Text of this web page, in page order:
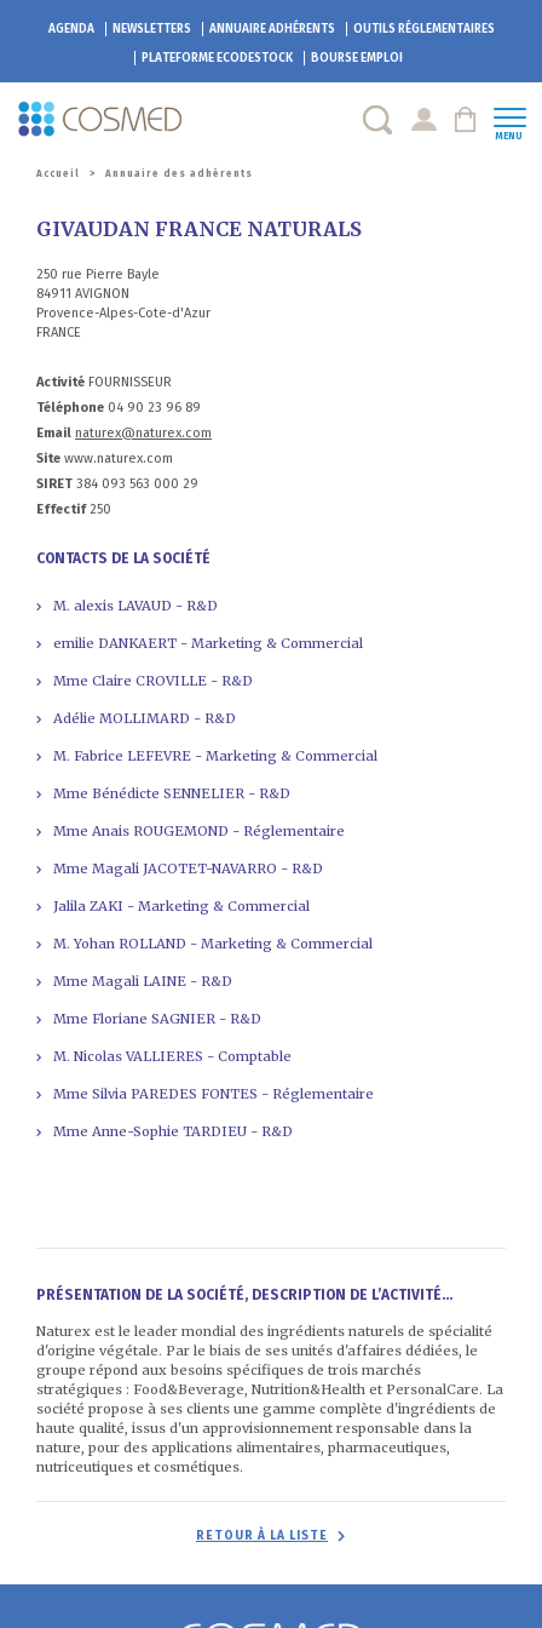
AGENDA NEWSLETTERS ANNUAIRE ADHÉRENTS
OUTILS RÉGLEMENTAIRES
PLATEFORMEECODESTOCK BOURSE EMPLOI
MENU
Accueil > Annuaire des adhérents
GIVAUDAN FRANCE NATURALS
250 rue Pierre Bayle
84911 AVIGNON
Provence-Alpes-Cote-d'Azur
FRANCE
Activité FOURNISSEUR
Téléphone 04 90 23 96 89
Email naturex@naturex.com
Site www.naturex.com
SIRET 384 093 563 000 29
Effectif250
CONTACTS DE LA SOCIÉTÉ
M. alexis LAVAUD - R&D
emilie DANKAERT - Marketing & Commercial
Mme Claire CROVILLE - R&D
Adélie MOLLIMARD - R&D
M. Fabrice LEFEVRE - Marketing & Commercial
Mme Bénédicte SENNELIER - R&D
Mme Anais ROUGEMOND - Réglementaire
Mme Magali JACOTET-NAVARRO - R&D
Jalila ZAKI - Marketing & Commercial
M. Yohan ROLLAND - Marketing & Commercial
Mme Magali LAINE - R&D
Mme Floriane SAGNIER - R&D
M. Nicolas VALLIERES - Comptable
Mme Silvia PAREDES FONTES - Réglementaire
Mme Anne-Sophie TARDIEU - R&D
PRÉSENTATION DE LA SOCIÉTÉ, DESCRIPTION DE L’ACTIVITÉ...
Naturex est le leader mondial des ingrédients naturels de spécialité
d'origine végétale. Par le biais de ses unités d'affaires dédiées, le
groupe répond aux besoins spécifiques de trois marchés
stratégiques : Food&Beverage, Nutrition&Health et PersonalCare. La
société propose à ses clients une gamme complète d'ingrédients de
haute qualité, issus d'un approvisionnement responsable dans la
nature, pour des applications alimentaires, pharmaceutiques,
nutriceutiques et cosmétiques.
RETOUR À LA LISTE